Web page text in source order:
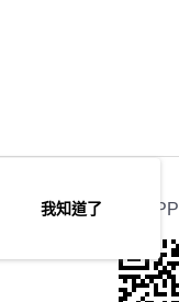
官方APP
我知道了